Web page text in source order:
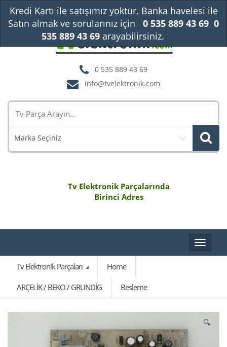
0 535 889 43 69
info@tvelektronik.com
Marka Seçiniz
Tv Elektronik Parçalarında
Birinci Adres
Toggle
Tv Elektronik Parçaları
Home
ARÇELİK / BEKO / GRUNDİG Besleme
🔍
Kredi Kartı ile satışımız yoktur. Banka havelesi ile
Satın almak ve sorularınız için
0 535 889 43 69 0
535 889 43 69arayabilirsiniz.